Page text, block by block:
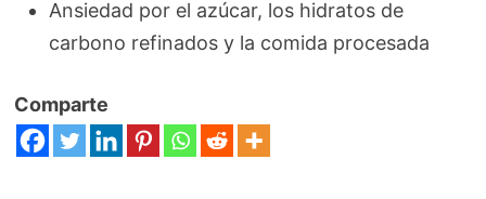
Ansiedad por el azúcar, los hidratos de
carbono refinados y la comida procesada
Comparte